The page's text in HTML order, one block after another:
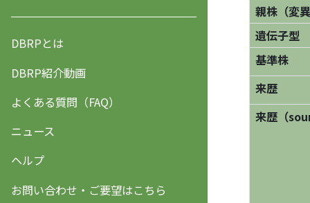
DBRPとは
DBRP紹介動画
よくある質問（FAQ）
ニュース
ヘルプ
お問い合わせ・ご要望はこちら
親株（変
遺伝子型
基準株
来歴
来歴（